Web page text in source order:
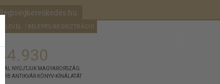
BELÉPÉS/REGISZTRÁCIÓ
NYÚJTJUK MAGYARORSZÁG
ANTIKVÁR KÖNYV-KÍNÁLATÁT